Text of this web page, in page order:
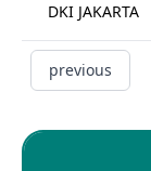
DKI JAKARTA
previous